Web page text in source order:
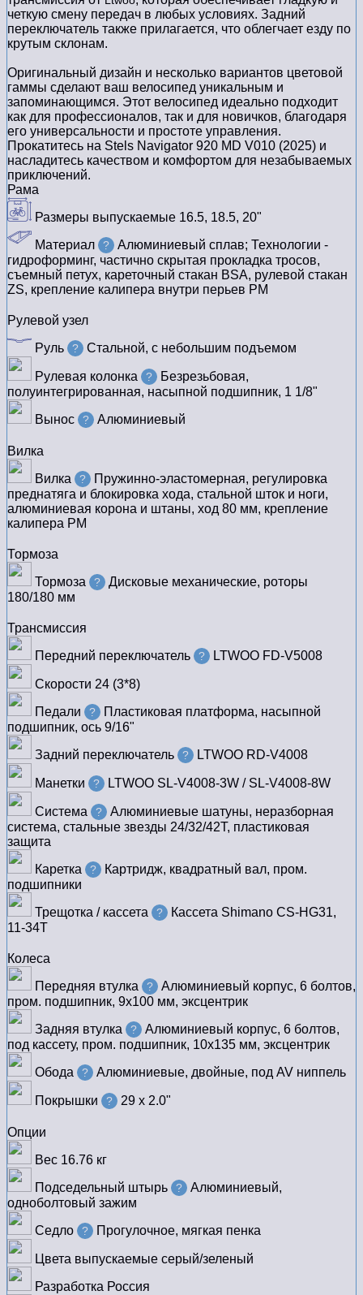
четкую смену передач в любых условиях. Задний
переключатель также прилагается, что облегчает езду по
крутым склонам.
Оригинальный дизайн и несколько вариантов цветовой
гаммы сделают ваш велосипед уникальным и
запоминающимся. Этот велосипед идеально подходит
как для профессионалов, так и для новичков, благодаря
его универсальности и простоте управления.
Прокатитесь на Stels Navigator 920 MD V010 (2025) и
насладитесь качеством и комфортом для незабываемых
приключений.
Рама
Размеры выпускаемые 16.5, 18.5, 20ʺ
Материал
?
Алюминиевый сплав; Технологии -
гидроформинг, частично скрытая прокладка тросов,
съемный петух, кареточный стакан BSA, рулевой стакан
ZS, крепление калипера внутри перьев PM
Рулевой узел
Руль
? Стальной, с небольшим подъемом
Рулевая колонка ?
Безрезьбовая,
полуинтегрированная, насыпной подшипник, 1 1/8"
Вынос
? Алюминиевый
Вилка
Вилка
?
Пружинно-эластомерная, регулировка
преднатяга и блокировка хода, стальной шток и ноги,
алюминиевая корона и штаны, ход 80 мм, крепление
калипера PM
Тормоза
Тормоза
?
Дисковые механические, роторы
180/180 мм
Трансмиссия
Передний переключатель
? LTWOO FD-V5008
Скорости 24 (3*8)
Педали
?
Пластиковая платформа, насыпной
подшипник, ось 9/16"
Задний переключатель
? LTWOO RD-V4008
Манетки ? LTWOO SL-V4008-3W / SL-V4008-8W
Система ?
Алюминиевые шатуны, неразборная
система, стальные звезды 24/32/42T, пластиковая
защита
Каретка
?
Картридж, квадратный вал, пром.
подшипники
Трещотка / кассета
?
Кассета Shimano CS-HG31,
11-34T
Колеса
Передняя втулка
?
Алюминиевый корпус, 6 болтов,
пром. подшипник, 9х100 мм, эксцентрик
Задняя втулка
?
Алюминиевый корпус, 6 болтов,
под кассету, пром. подшипник, 10х135 мм, эксцентрик
Обода
? Алюминиевые, двойные, под AV ниппель
Покрышки ? 29 x 2.0ʺ
Опции
Вес 16.76 кг
Подседельный штырь
?
Алюминиевый,
одноболтовый зажим
Седло
? Прогулочное, мягкая пенка
Цвета выпускаемые серый/зеленый
Разработка Россия